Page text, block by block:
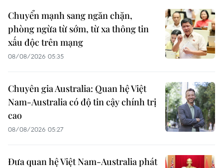
Chuyển mạnh sang ngăn chặn,
phòng ngừa từ sớm, từ xa thông tin
xấu độc trên mạng
08/08/2026 05:35
Chuyên gia Australia: Quan hệ Việt
Nam-Australia có độ tin cậy chính trị
cao
08/08/2026 05:27
Đưa quan hệ Việt Nam-Australia phát